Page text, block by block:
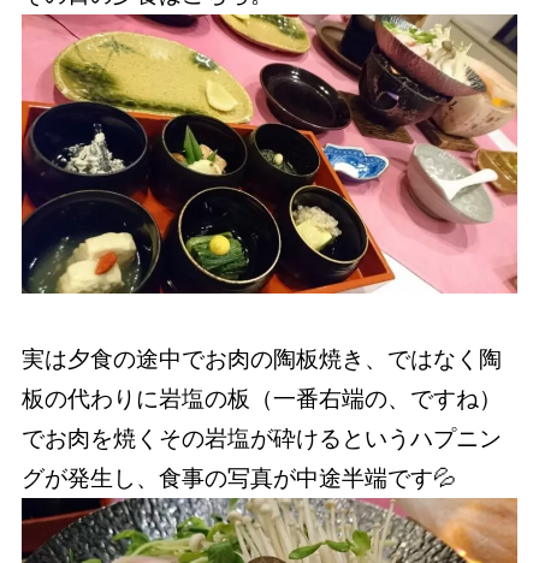
実は夕食の途中でお肉の陶板焼き、ではなく陶
板の代わりに岩塩の板（一番右端の、ですね）
でお肉を焼くその岩塩が砕けるというハプニン
グが発生し、食事の写真が中途半端です💦